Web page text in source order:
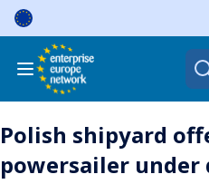
Skip
content
for:
Polish shipyard
powersailer